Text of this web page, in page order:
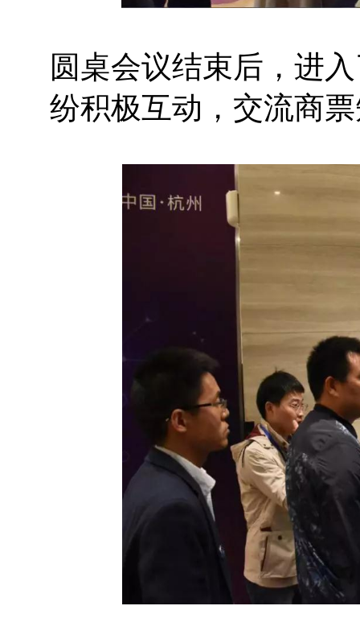
圆桌会议结束后，进
纷积极互动，交流商